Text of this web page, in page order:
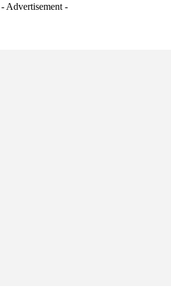
- Advertisement -